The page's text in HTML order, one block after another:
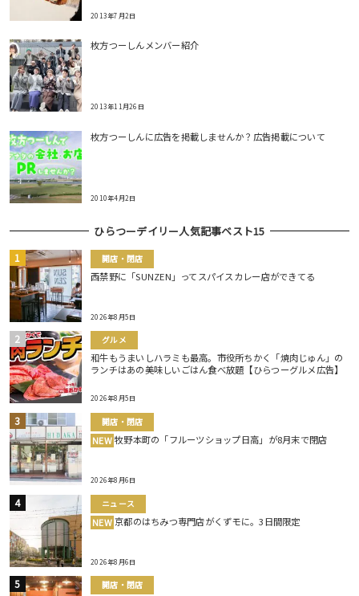
2013年7月2日
枚方つーしんメンバー紹介
2013年11月26日
枚方つーしんに広告を掲載しませんか？広告掲載について
2010年4月2日
ひらつーデイリー人気記事ベスト15
開店・閉店
西禁野に「SUNZEN」ってスパイスカレー店ができてる
2026年8月5日
グルメ
和牛もうまいしハラミも最高。市役所ちかく「焼肉じゅん」の
ランチはあの美味しいごはん食べ放題【ひらつーグルメ広告】
2026年8月5日
開店・閉店
NEW 牧野本町の「フルーツショップ日高」が8月末で閉店
2026年8月6日
ニュース
NEW 京都のはちみつ専門店がくずモに。3日間限定
2026年8月6日
開店・閉店